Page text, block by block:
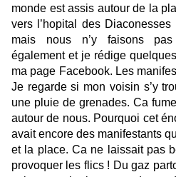
monde est assis autour de la
vers l’hopital des
mais nous n’y faisons pas
également et je rédige
ma page Facebook. Les
Je regarde si mon voisin s’y
une pluie de grenades. Ca
autour de nous. Pourquoi cet
avait encore des manifestants
et la place. Ca ne laissait pas
provoquer les flics ! Du gaz